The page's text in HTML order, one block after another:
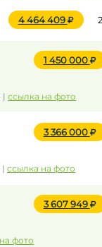
4 464 409
1 450 000
ссылка на фото
3 366 000
ссылка на фото
3 607 949
фото